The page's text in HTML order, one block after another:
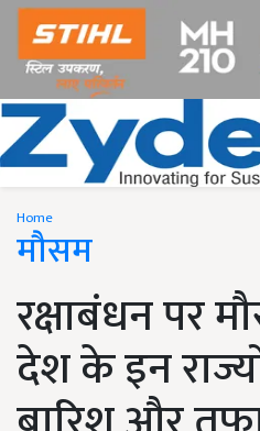
Home
मौसम
रक्षाबंधन पर
देश के इन